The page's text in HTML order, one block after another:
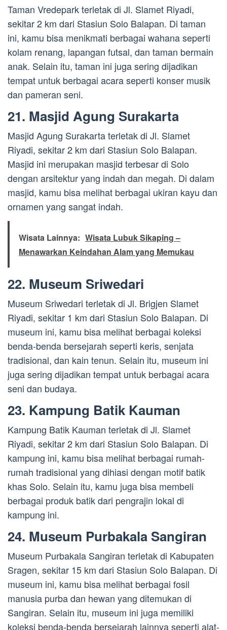
Taman Vredepark terletak di Jl. Slamet Riyadi,
sekitar 2 km dari Stasiun Solo Balapan. Di taman
ini, kamu bisa menikmati berbagai wahana seperti
kolam renang, lapangan futsal, dan taman bermain
anak. Selain itu, taman ini juga sering dijadikan
tempat untuk berbagai acara seperti konser musik
dan pameran seni.
21. Masjid Agung Surakarta
Masjid Agung Surakarta terletak di Jl. Slamet
Riyadi, sekitar 2 km dari Stasiun Solo Balapan.
Masjid ini merupakan masjid terbesar di Solo
dengan arsitektur yang indah dan megah. Di dalam
masjid, kamu bisa melihat berbagai ukiran kayu dan
ornamen yang sangat indah.
Wisata Lainnya: Wisata Lubuk Sikaping –
Menawarkan Keindahan Alam yang Memukau
22. Museum Sriwedari
Museum Sriwedari terletak di Jl. Brigjen Slamet
Riyadi, sekitar 1 km dari Stasiun Solo Balapan. Di
museum ini, kamu bisa melihat berbagai koleksi
benda-benda bersejarah seperti keris, senjata
tradisional, dan kain tenun. Selain itu, museum ini
juga sering dijadikan tempat untuk berbagai acara
seni dan budaya.
23. Kampung Batik Kauman
Kampung Batik Kauman terletak di Jl. Slamet
Riyadi, sekitar 2 km dari Stasiun Solo Balapan. Di
kampung ini, kamu bisa melihat berbagai rumah-
rumah tradisional yang dihiasi dengan motif batik
khas Solo. Selain itu, kamu juga bisa membeli
berbagai produk batik dari pengrajin lokal di
kampung ini.
24. Museum Purbakala Sangiran
Museum Purbakala Sangiran terletak di Kabupaten
Sragen, sekitar 15 km dari Stasiun Solo Balapan. Di
museum ini, kamu bisa melihat berbagai fosil
manusia purba dan hewan yang ditemukan di
Sangiran. Selain itu, museum ini juga memiliki
koleksi benda-benda bersejarah lainnya seperti alat-